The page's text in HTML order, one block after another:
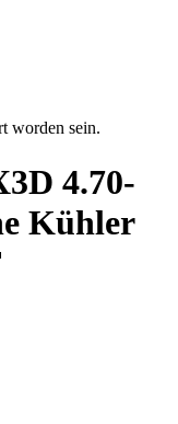
worden sein.
4.70-
Kühler